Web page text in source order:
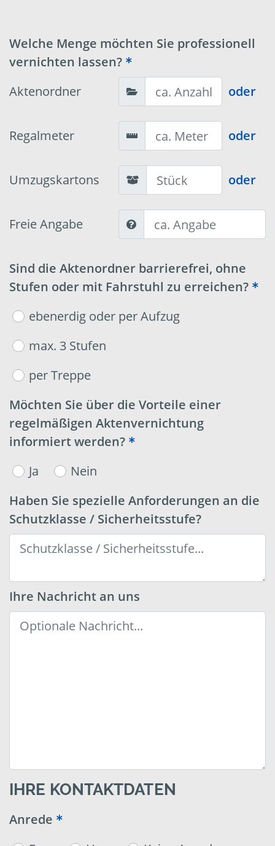
Welche Menge möchten Sie professionell
vernichten lassen?
Aktenordner
oder
Regalmeter oder
Umzugskartons oder
Freie Angabe
Sind die Aktenordner barrierefrei, ohne
Stufen oder mit Fahrstuhl zu erreichen?
ebenerdig oder per Aufzug
max. 3 Stufen
per Treppe
Möchten Sie über die Vorteile einer
regelmäßigen Aktenvernichtung
informiert werden?
Ja
Nein
Haben Sie spezielle Anforderungen an die
Schutzklasse / Sicherheitsstufe?
Ihre Nachricht an uns
IHRE KONTAKTDATEN
Anrede